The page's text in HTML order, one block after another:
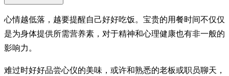
心情越低落，越要提醒自己好好吃饭。宝贵的用餐时间不仅仅
是为身体提供所需营养素，对于精神和心理健康也有非一般的
影响力。
难过时好好品尝心仪的美味，或许和熟悉的老板或职员聊天，